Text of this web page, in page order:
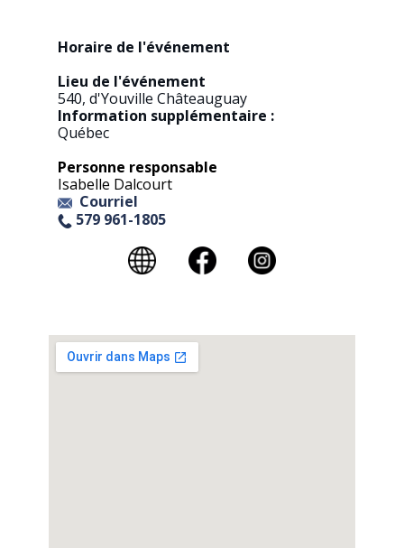
Horaire de l'événement​
Lieu de l'événement​
540, d'Youville Châteauguay
Information supplémentaire :
Québec
Personne responsable
Isabelle Dalcourt
Courriel
579 961-1805